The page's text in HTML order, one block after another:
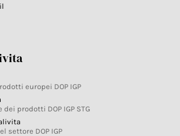
europei DOP IGP
prodotti DOP IGP STG
settore DOP IGP